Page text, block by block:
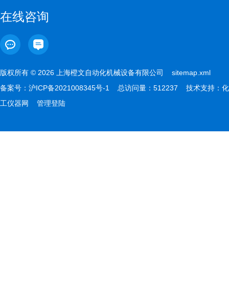
在线咨询
版权所有 © 2026 上海橙文自动化机械设备有限公司 sitemap.xml
备案号： 沪ICP备2021008345号-1 总访问量：512237 技术支持： 化
工仪器网
管理登陆